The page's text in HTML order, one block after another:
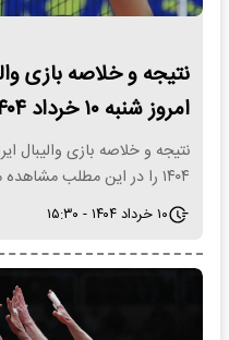
نتیجه و خلاصه بازی
امروز شنبه ۱۰ خرداد ۱۴۰۴
۱۴۰۴ را در این مطلب مشاهده می کنید.
۱۰ خرداد ۱۴۰۴ - ۱۵:۳۰